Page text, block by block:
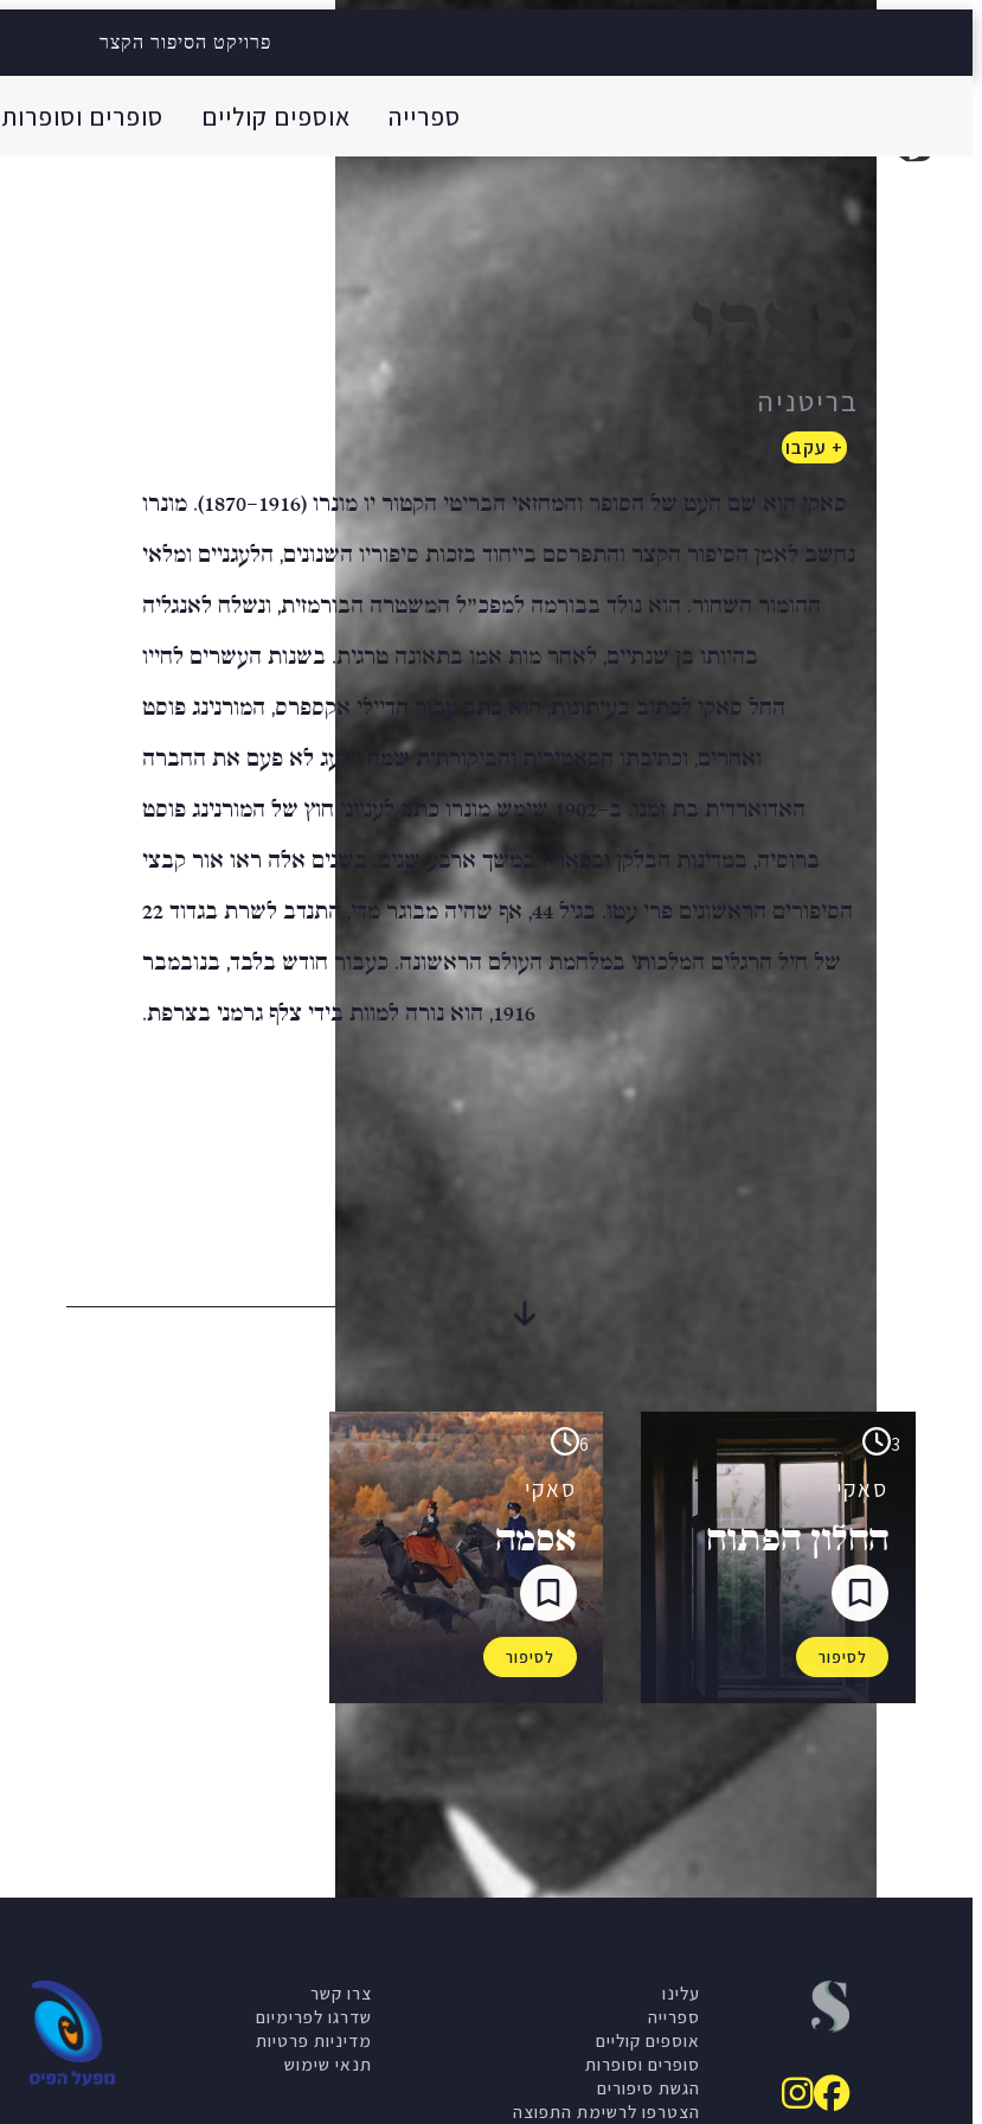
פרויקט הסיפור הקצר
ספרייה אוספים קוליים סופרים וסופרות סאקי
סאקי
בריטניה
+ עקבו
סאקי הוא שם העט של הסופר והמחזאי הבריטי הקטור יו מונרו (1870-1916). מונרו
נחשב לאמן הסיפור הקצר והתפרסם בייחוד בזכות סיפוריו השנונים, הלעגניים ומלאי
ההומור השחור. הוא נולד בבורמה למפכ"ל המשטרה הבורמזית, ונשלח לאנגליה
בהיותו בן שנתיים, לאחר מות אמו בתאונה טרגית. בשנות העשרים לחייו
החל סאקי לכתוב בעיתונות, הוא כתב עבור הדיילי אקספרס, המורנינג פוסט
ואחרים, וכתיבתו הסאטירית והביקורתית שמה ללעג לא פעם את החברה
האדוארדית בת זמנו. ב-1902 שימש מונרו כתב לענייני חוץ של המורנינג פוסט
ברוסיה, במדינות הבלקן ובפאריז במשך ארבע שנים. בשנים אלה ראו אור קבצי
הסיפורים הראשונים פרי עטו. בגיל 44, אף שהיה מבוגר מדי, התנדב לשרת בגדוד 22
של חיל הרגלים המלכותי במלחמת העולם הראשונה. כעבור חודש בלבד, בנובמבר
1916, הוא נורה למוות בידי צלף גרמני בצרפת.
3
סאקי
החלון הפתוח
לסיפור
6
סאקי
אסמה
לסיפור
עלינו
ספרייה
אוספים קוליים
סופרים וסופרות
הגשת סיפורים
הצטרפו לרשימת התפוצה
צרו קשר
שדרגו לפרימיום
מדיניות פרטיות
תנאי שימוש